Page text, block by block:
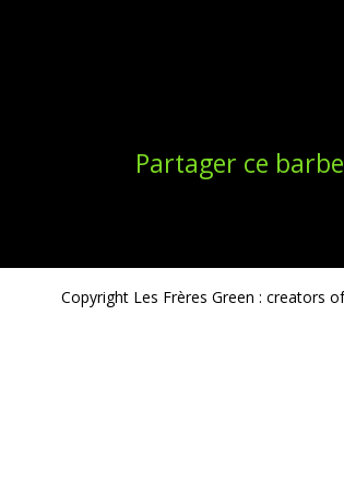
Partager ce
Copyright Les Frères Green : creators